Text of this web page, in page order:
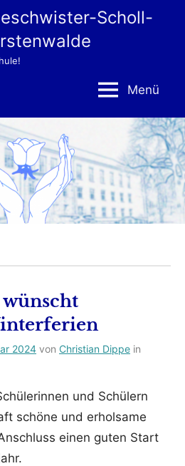
Scholl-
Menü
2024 von Christian Dippe in
und Schülern
schöne und erholsame
einen guten Start